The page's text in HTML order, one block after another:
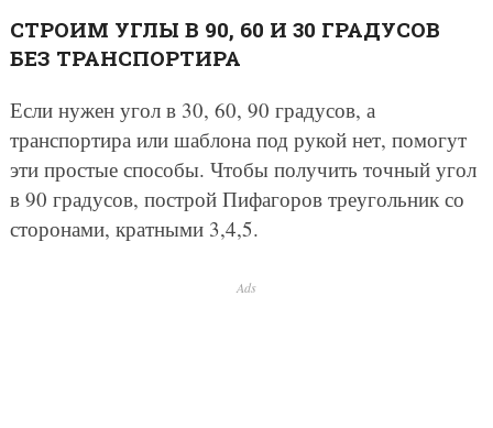
СТРОИМ УГЛЫ В 90, 60 И 30 ГРАДУСОВ
БЕЗ ТРАНСПОРТИРА
Если нужен угол в 30, 60, 90 градусов, а
транспортира или шаблона под рукой нет, помогут
эти простые способы. Чтобы получить точный угол
в 90 градусов, построй Пифагоров треугольник со
сторонами, кратными 3,4,5.
Ads